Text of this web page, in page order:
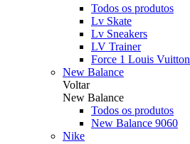
Todos os produtos
Lv Skate
Lv Sneakers
LV Trainer
Force 1 Louis Vuitton
New Balance
Voltar
New Balance
Todos os produtos
New Balance 9060
Nike